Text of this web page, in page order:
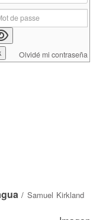
/ Samuel Kirkland
Olvidé mi contraseña